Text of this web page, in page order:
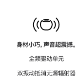
身材小巧，声音超震撼。
全频驱动单元
双振动抵消无源辐射器